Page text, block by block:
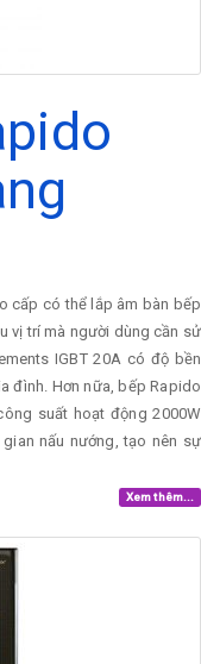
cấp có thể lắp âm bàn bếp
vị trí mà người dùng cần sử
IGBT 20A có độ bền
đình. Hơn nữa, bếp Rapido
suất hoạt động 2000W
nấu nướng, tạo nên sự
Xem thêm...